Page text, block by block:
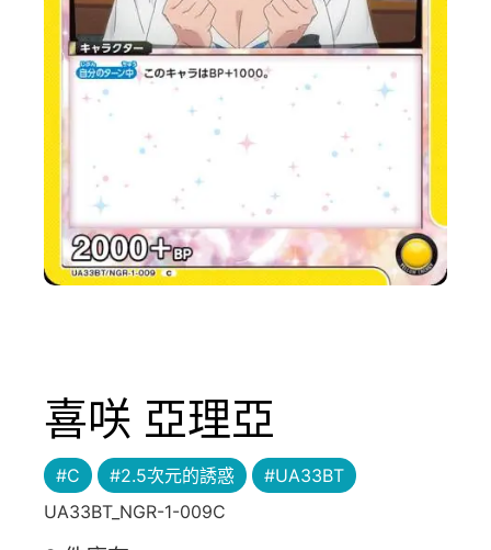
喜咲 亞理亞
#C #2.5次元的誘惑
#UA33BT
UA33BT_NGR-1-009C